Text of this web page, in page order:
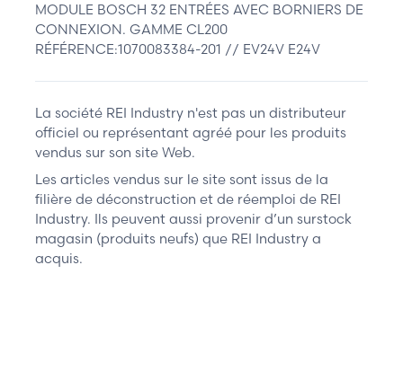
MODULE BOSCH 32 ENTRÉES AVEC BORNIERS DE
CONNEXION. GAMME CL200
RÉFÉRENCE:1070083384-201 // EV24V E24V
La société REI Industry n'est pas un distributeur
officiel ou représentant agréé pour les produits
vendus sur son site Web.
Les articles vendus sur le site sont issus de la
filière de déconstruction et de réemploi de REI
Industry. Ils peuvent aussi provenir d’un surstock
magasin (produits neufs) que REI Industry a
acquis.